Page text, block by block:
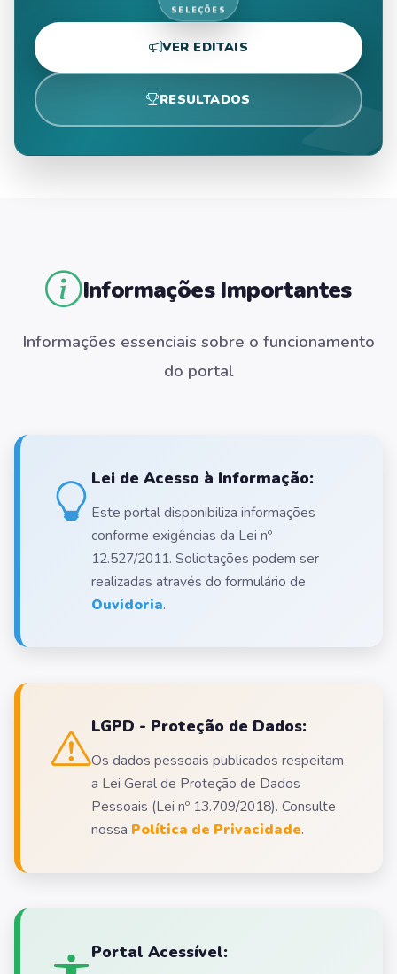
VER EDITAIS
RESULTADOS
Informações Importantes
Informações essenciais sobre o funcionamento
do portal
Lei de Acesso à Informação:
Este portal disponibiliza informações
conforme exigências da Lei nº
12.527/2011. Solicitações podem ser
realizadas através do formulário de
Ouvidoria.
LGPD - Proteção de Dados:
Os dados pessoais publicados respeitam
a Lei Geral de Proteção de Dados
Pessoais (Lei nº 13.709/2018). Consulte
nossa Política de Privacidade.
Portal Acessível: